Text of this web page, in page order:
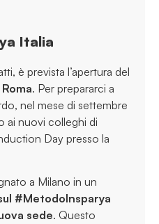
Italia
è prevista l’apertura del
. Per prepararci a
nel mese di settembre
ai nuovi colleghi di
Day presso la
a Milano in un
#MetodoInsparya
sede. Questo